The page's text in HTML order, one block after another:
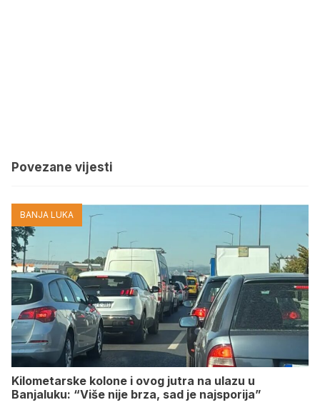
Povezane vijesti
BANJA LUKA
Kilometarske kolone i ovog jutra na ulazu u
Banjaluku: “Više nije brza, sad je najsporija”